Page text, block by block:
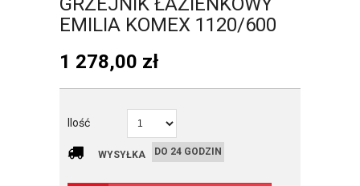
EMILIA KOMEX 1120/600
1 278,00 zł
Ilość
WYSYŁKA DO 24 GODZIN